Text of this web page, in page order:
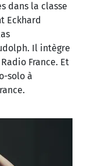
dans la classe
Eckhard
Il intègre
France. Et
solo à